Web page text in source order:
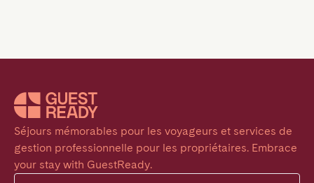
Séjours mémorables pour les voyageurs et services de
gestion professionnelle pour les propriétaires. Embrace
your stay with GuestReady.